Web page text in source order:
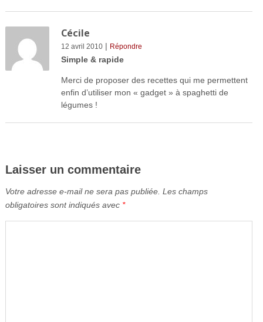
Cécile
12 avril 2010| Répondre
Simple & rapide
Merci de proposer des recettes qui me permettent
enfin d’utiliser mon « gadget » à spaghetti de
légumes !
Laisser un commentaire
Votre adresse e-mail ne sera pas publiée. Les champs
obligatoires sont indiqués avec *